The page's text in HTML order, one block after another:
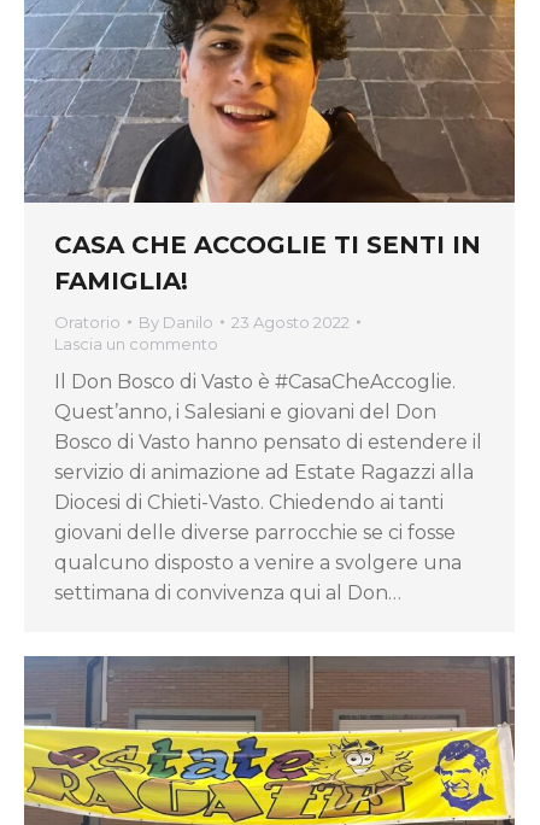
CASA CHE ACCOGLIE TI SENTI IN
FAMIGLIA!
Oratorio By Danilo
23 Agosto 2022
Lascia un commento
Il Don Bosco di Vasto è #CasaCheAccoglie.
Quest’anno, i Salesiani e giovani del Don
Bosco di Vasto hanno pensato di estendere il
servizio di animazione ad Estate Ragazzi alla
Diocesi di Chieti-Vasto. Chiedendo ai tanti
giovani delle diverse parrocchie se ci fosse
qualcuno disposto a venire a svolgere una
settimana di convivenza qui al Don…